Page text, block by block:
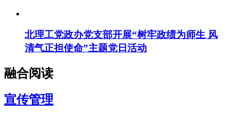
北理工党政办党支部开展“树牢政绩为师生 风
清气正担使命”主题党日活动
融合阅读
宣传管理